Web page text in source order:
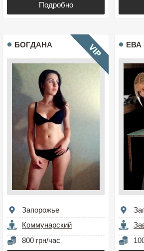
Подробно
БОГДАНА
Запорожье
Коммунарский
800 грн/час
ЕВА